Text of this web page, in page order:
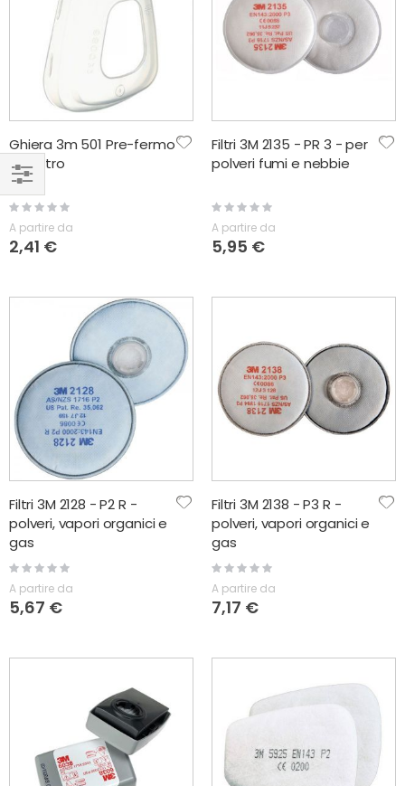
Ghiera 3m 501 Pre-fermo
per filtro
Rating:
A partire da
2,41 €
Filtri 3M 2135 - PR 3 - per
polveri fumi e nebbie
Rating:
A partire da
5,95 €
Filtri 3M 2128 - P2 R -
polveri, vapori organici e
gas
Rating:
0%
A partire da
5,67 €
Filtri 3M 2138 - P3 R -
polveri, vapori organici e
gas
Rating:
0%
A partire da
7,17 €
NAVIGA
PER